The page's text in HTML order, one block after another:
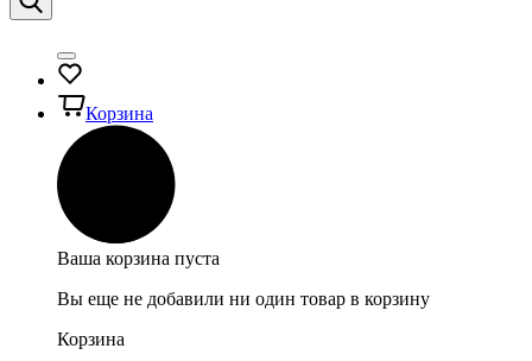
Корзина
Ваша корзина пуста
Вы еще не добавили ни один товар в корзину
Корзина